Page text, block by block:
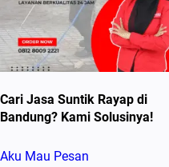
Cari Jasa Suntik Rayap di
Bandung? Kami Solusinya!
Aku Mau Pesan